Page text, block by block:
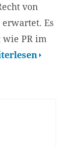
von
Es
wie PR im